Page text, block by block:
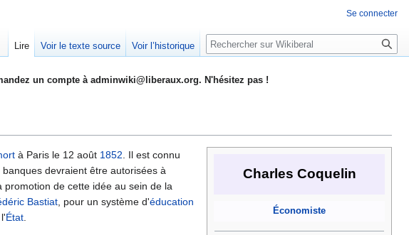
un compte à adminwiki@liberaux.org. N'hésitez pas !
Charles Coquelin
Économiste
à Paris le 12 août 1852. Il est connu
devraient être autorisées à
de cette idée au sein de la
Bastiat, pour un système d'éducation
État.
Se connecter
Lire Voir le texte source Voir l’historique Rechercher